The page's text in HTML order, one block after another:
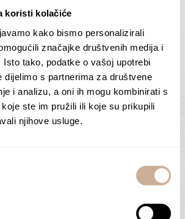
koristi kolačiće
kako bismo personalizirali
značajke društvenih medija i
Isto tako, podatke o vašoj upotrebi
dijelimo s partnerima za društvene
i analizu, a oni ih mogu kombinirati s
ste im pružili ili koje su prikupili
njihove usluge.
2
€Raspon
cijena:
od
75,00 €
138,00 €
Antarktika – krajolik
2
75,00€ – 138,00€Raspon
cijena:
od
ODABERI OPCIJE
Moreškanti – sjena